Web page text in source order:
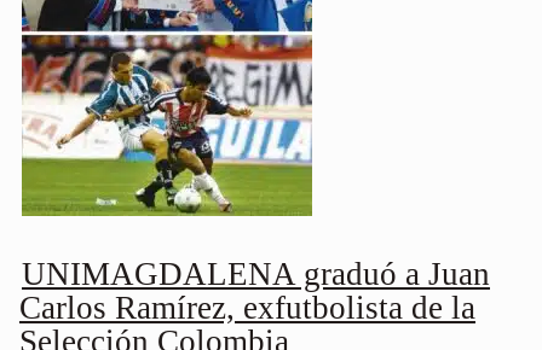
UNIMAGDALENA graduó a Juan
Carlos Ramírez, exfutbolista de la
Selección Colombia